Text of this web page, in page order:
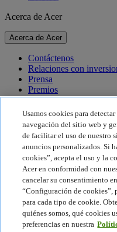
Acerca de Acer
Acerca de Acer
Contáctenos
Relaciones con
Prensa
Premios
Eventos
Sostenibilidad
Sostenibilidad
Responsabilidad social
Huella de carbono del
Proyecto Humanity
Earthion
Política de privacidad
Política de cookies
Usamos cookies para
navegación del sitio web y
de facilitar el uso de nuestro
anuncios personalizados. Si
cookies”, acepta el uso y la
Acer en conformidad con
cancelar su consentimiento
“Configuración de cookies”,
para cada tipo de cookie.
quiénes somos, qué cookies
preferencias en nuestra